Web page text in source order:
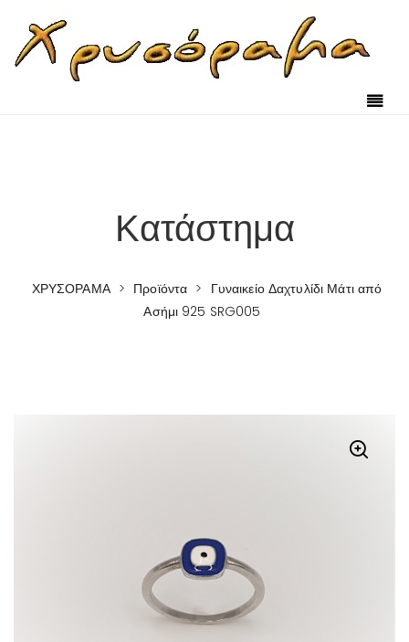
Κατάστημα
ΧΡΥΣΟΡΑΜΑ > Προϊόντα > Γυναικείο Δαχτυλίδι Μάτι από
Ασήμι 925 SRG005